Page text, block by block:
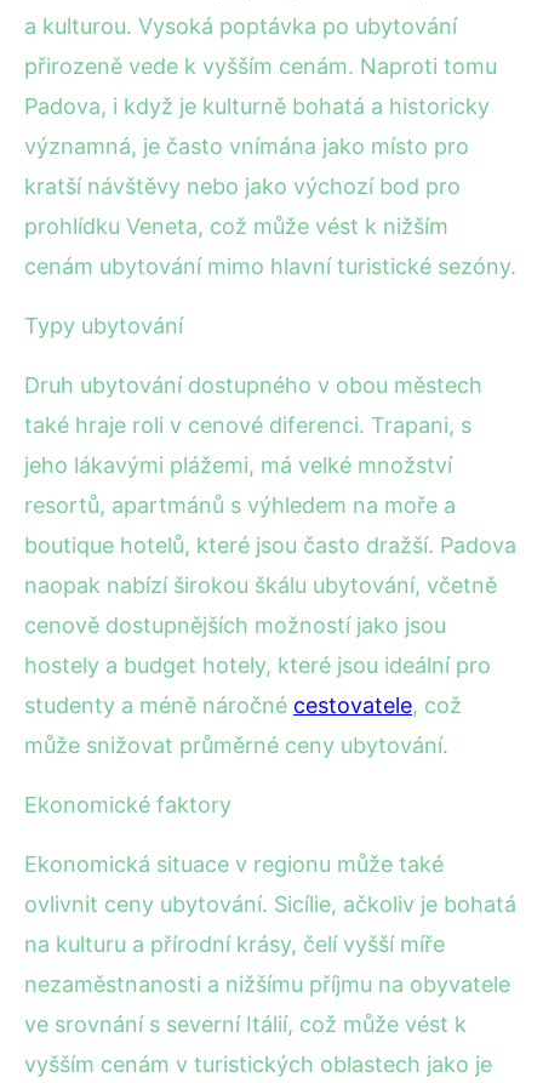
a kulturou. Vysoká poptávka po ubytování
přirozeně vede k vyšším cenám. Naproti tomu
Padova, i když je kulturně bohatá a historicky
významná, je často vnímána jako místo pro
kratší návštěvy nebo jako výchozí bod pro
prohlídku Veneta, což může vést k nižším
cenám ubytování mimo hlavní turistické sezóny.
Typy ubytování
Druh ubytování dostupného v obou městech
také hraje roli v cenové diferenci. Trapani, s
jeho lákavými plážemi, má velké množství
resortů, apartmánů s výhledem na moře a
boutique hotelů, které jsou často dražší. Padova
naopak nabízí širokou škálu ubytování, včetně
cenově dostupnějších možností jako jsou
hostely a budget hotely, které jsou ideální pro
studenty a méně náročné cestovatele, což
může snižovat průměrné ceny ubytování.
Ekonomické faktory
Ekonomická situace v regionu může také
ovlivnit ceny ubytování. Sicílie, ačkoliv je bohatá
na kulturu a přírodní krásy, čelí vyšší míře
nezaměstnanosti a nižšímu příjmu na obyvatele
ve srovnání s severní Itálií, což může vést k
vyšším cenám v turistických oblastech jako je